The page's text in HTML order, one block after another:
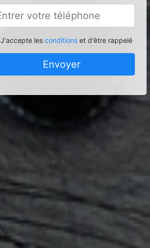
J'accepte les conditionset d'être rappelé
Envoyer